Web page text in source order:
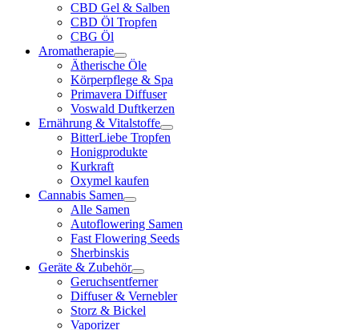
CBD Gel & Salben
CBD Öl Tropfen
CBG Öl
Aromatherapie
Ätherische Öle
Körperpflege & Spa
Primavera Diffuser
Voswald Duftkerzen
Ernährung & Vitalstoffe
BitterLiebe Tropfen
Honigprodukte
Kurkraft
Oxymel kaufen
Cannabis Samen
Alle Samen
Autoflowering Samen
Fast Flowering Seeds
Sherbinskis
Geräte & Zubehör
Geruchsentferner
Diffuser & Vernebler
Storz & Bickel
Vaporizer